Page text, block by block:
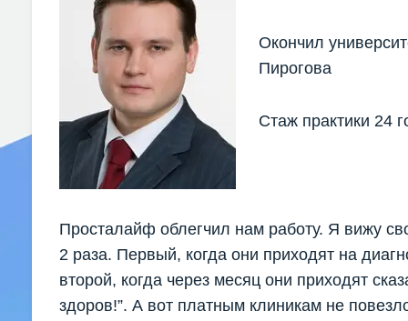
Окончил
Пирогова
Стаж практики 24
Просталайф облегчил нам работу. Я вижу
2 раза. Первый, когда они приходят на
второй, когда через месяц они приходят
здоров!”. А вот платным клиникам не